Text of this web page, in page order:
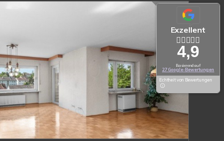
Exzellent
4,9
Basierend auf
27 Google-Bewertungen
Echtheit von Bewertungen